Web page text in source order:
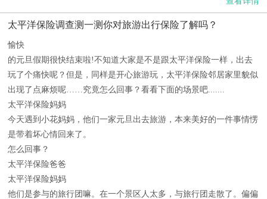
太平洋保险调查测一测你对旅游出行保险了解吗？
愉快
的元旦假期很快结束啦!不知道大家是不是跟太平洋保险一样，出去
玩了个痛快呢？但是，同样是开心旅游玩，太平洋保险邻居家里貌似
出现了点麻烦呢……究竟怎么回事？看看下面的场景吧.......
太平洋保险妈妈
今天遇到小花妈妈，他们一家元旦出去旅游，本来美好的一件事情愣
是带着坏心情回来了。
怎么回事？
太平洋保险爸爸
太平洋保险妈妈
他们是参与的旅行团嘛。在一个景区人太多，与旅行团走散了。偏偏